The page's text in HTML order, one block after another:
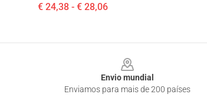
€ 24,38 - € 28,06
Envio mundial
Enviamos para mais de 200 países